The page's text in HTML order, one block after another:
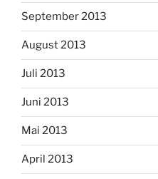
September 2013
August 2013
Juli 2013
Juni 2013
Mai 2013
April 2013